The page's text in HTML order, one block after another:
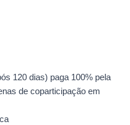
120 dias) paga 100% pela
de coparticipação em